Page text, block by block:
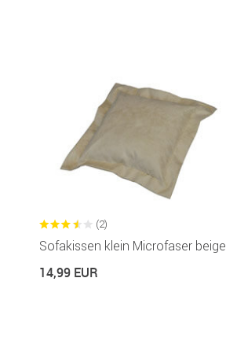
(2)
Sofakissen klein Microfaser beige
14,99 EUR